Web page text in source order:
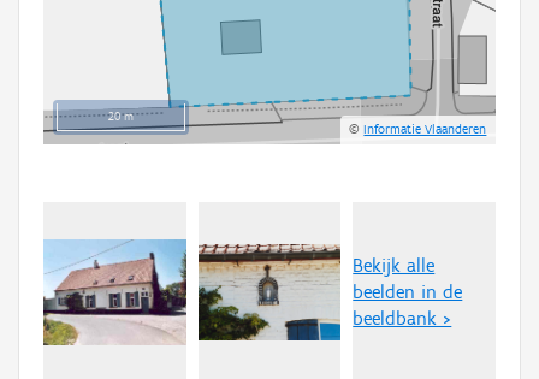
20 m
©Informatie Vlaanderen
Bekijk alle
beelden in de
beeldbank >